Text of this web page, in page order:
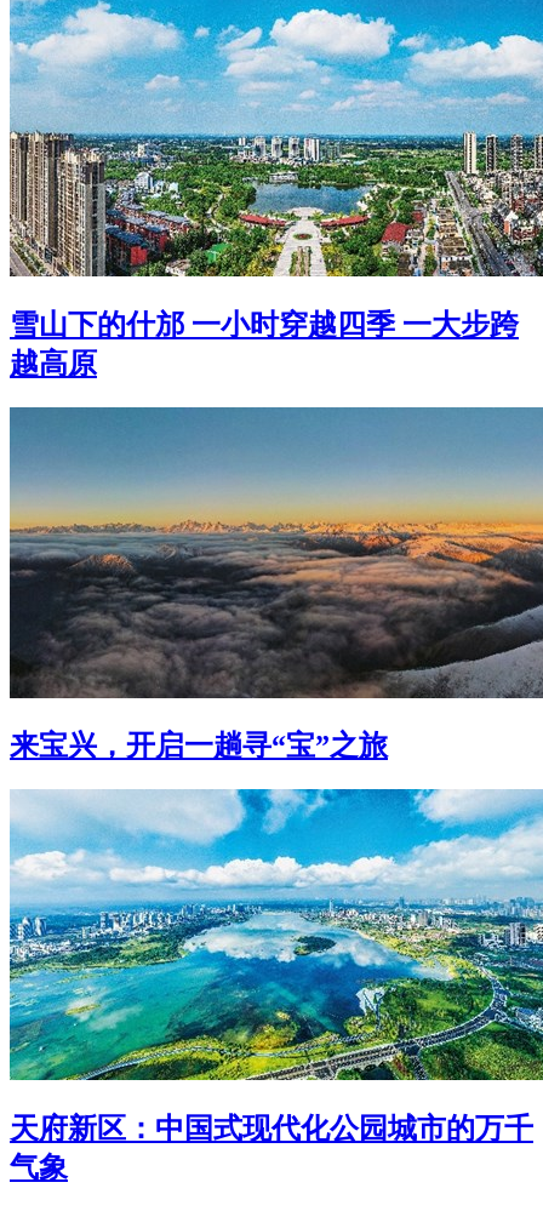
雪山下的什邡 一小时穿越四季 一大步跨
越高原
来宝兴，开启一趟寻“宝”之旅
天府新区：中国式现代化公园城市的万千
气象